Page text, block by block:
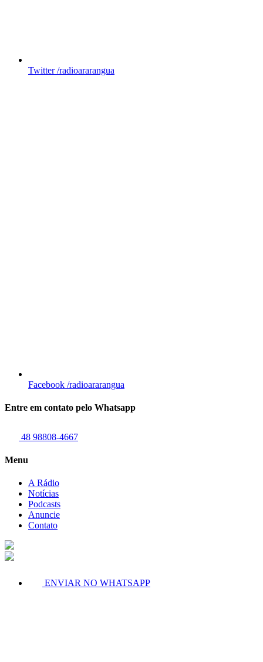
Twitter /radioararangua
Facebook /radioararangua
Entre em contato pelo Whatsapp
48 98808-4667
Menu
A Rádio
Notícias
Podcasts
Anuncie
Contato
ENVIAR NO WHATSAPP